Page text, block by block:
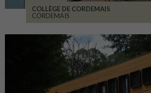
COLLÈGE DE CORDEMAIS
CORDEMAIS